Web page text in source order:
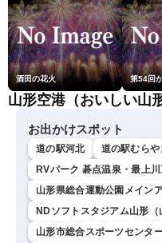
酒田の花火
山形空港（おいしい山
お出かけスポット
道の駅河北 道の駅むらや
RVパーク 碁点温泉・最上
山形県総合運動公園メイン
NDソフトスタジアム山形（
山形市総合スポーツセンタ